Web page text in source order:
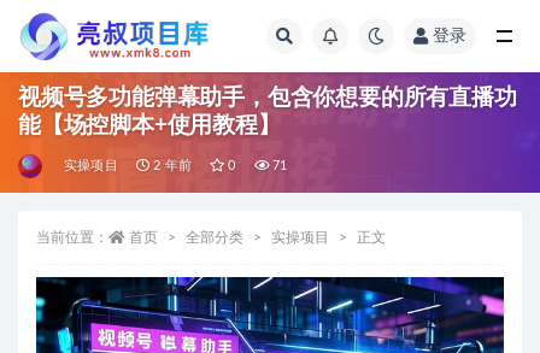
登录
视频号多功能弹幕助手，包含你想要的所有直播功
能【场控脚本+使用教程】
实操项目 2 年前 0 71
当前位置： 首页 全部分类 实操项目 正文